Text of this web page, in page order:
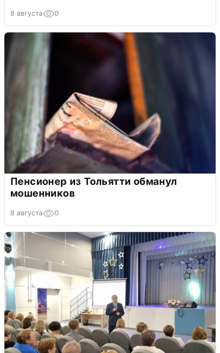
8 августа 0
Пенсионер из Тольятти обманул
мошенников
8 августа 0